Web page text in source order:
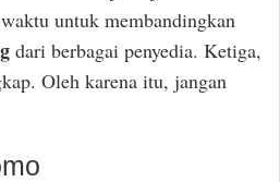
untuk membandingkan
dari berbagai penyedia. Ketiga,
Oleh karena itu, jangan